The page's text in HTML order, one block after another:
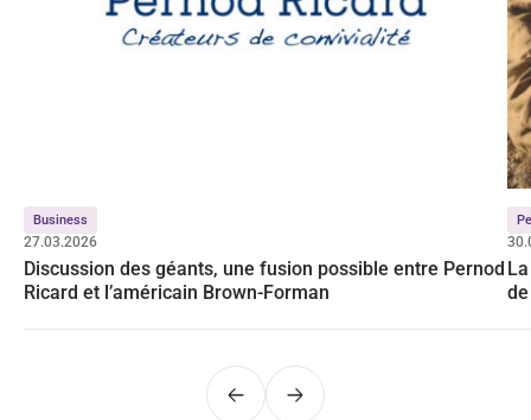
Business
27.03.2026
Discussion des géants, une fusion possible entre Pernod
Ricard et l’américain Brown-Forman
PrécédentSuivant